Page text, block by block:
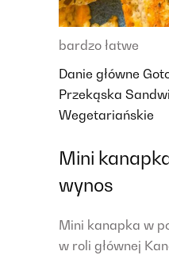
bardzo łatwe
Danie główne
Przekąska
Wegetariańskie
Mini
wynos
Mini kanapka w
w roli głównej